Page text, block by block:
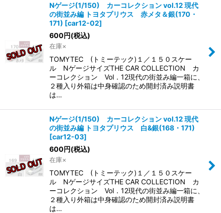
Nゲージ(1/150) カーコレクション vol.12 現代
の街並み編 トヨタプリウス 赤メタ＆銀(170・
171) [car12-02]
600円(税込)
在庫×
TOMYTEC (トミーテック)１／１５０スケー
ル NゲージサイズTHE CAR COLLECTION カ
ーコレクション Vol．12現代の街並み編一箱に、
２種入り外箱は中身確認のため開封済み説明書
は…
Nゲージ(1/150) カーコレクション vol.12 現代
の街並み編 トヨタプリウス 白&銀(168・171)
[car12-03]
600円(税込)
在庫×
TOMYTEC (トミーテック)１／１５０スケー
ル NゲージサイズTHE CAR COLLECTION カ
ーコレクション Vol．12現代の街並み編一箱に、
２種入り外箱は中身確認のため開封済み説明書
は…